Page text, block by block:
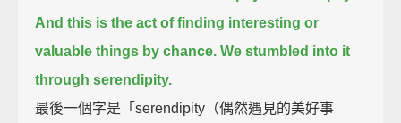
And this is the act of finding interesting or
valuable things by chance. We stumbled into it
through serendipity.
最後一個字是「serendipity（偶然遇見的美好事